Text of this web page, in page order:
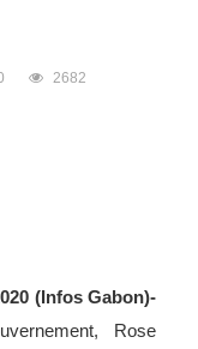
2682
(Infos Gabon)-
Rose